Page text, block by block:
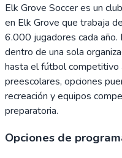
Elk Grove Soccer es un
en Elk Grove que trabaja
6.000 jugadores cada año.
dentro de una sola
hasta el fútbol competitivo
preescolares, opciones
recreación y equipos
preparatoria.
Opciones de